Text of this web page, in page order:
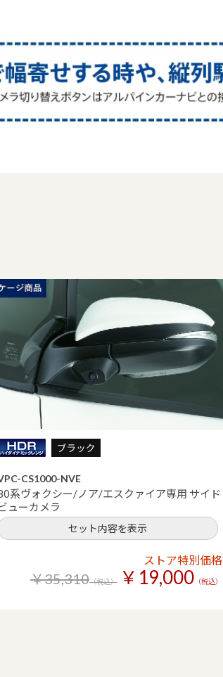
CS1000-NVE
系ヴォクシー/ノア/エスクァイア専用 サイド
ューカメラ
セット内容を表示
ストア特別価格
￥35,310（税込） ￥19,000 （税込）